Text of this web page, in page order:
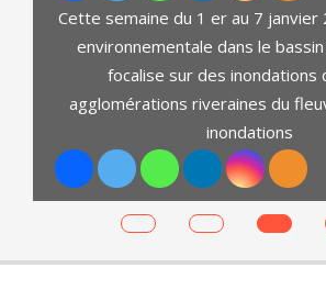
Cette semaine du 1 er au 7 janvier
environnementale dans le
focalise sur des inondations
agglomérations riveraines du
inondations